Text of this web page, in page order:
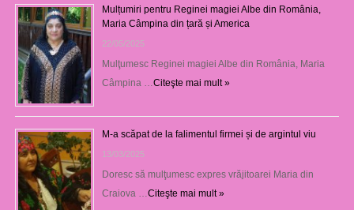
Mulțumiri pentru Reginei magiei Albe din România,
Maria Câmpina din țară și America
22/05/2025
Mulţumesc Reginei magiei Albe din România, Maria
Câmpina … Citeşte mai mult »
M-a scăpat de la falimentul firmei și de argintul viu
13/03/2025
Doresc să mulţumesc expres vrăjitoarei Maria din
Craiova … Citeşte mai mult »